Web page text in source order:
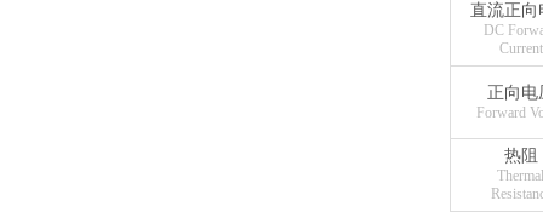
直流正向
DC
Current
正向电
Forward
热阻
Thermal